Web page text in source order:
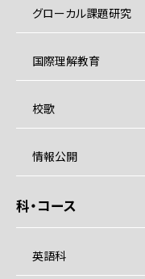
グローカル課題研究
国際理解教育
校歌
情報公開
科・コース
英語科